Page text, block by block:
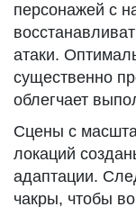
персонажей с
атаки.
существенно
облегчает
Сцены с
локаций
адаптации.
чакры, чтобы